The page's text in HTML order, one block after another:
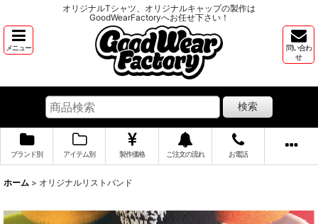
オリジナルTシャツ、オリジナルキャップの製作は
GoodWearFactoryへお任せ下さい！
メニュー
問い合わ
せ
検索
ブランド別 アイテム別 製作価格 ご注文の流れ お電話
ホーム > オリジナルリストバンド